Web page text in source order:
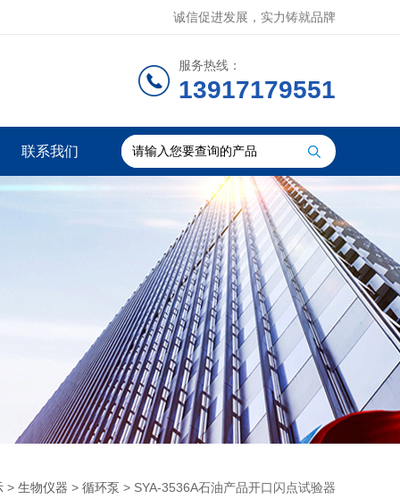
诚信促进发展，实力铸就品牌
服务热线：
13917179551
联系我们
> 生物仪器 > 循环泵 > SYA-3536A石油产品开口闪点试验器